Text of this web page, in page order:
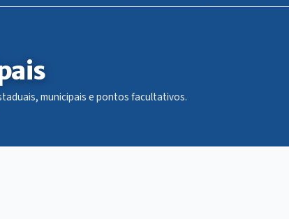
municipais e pontos facultativos.